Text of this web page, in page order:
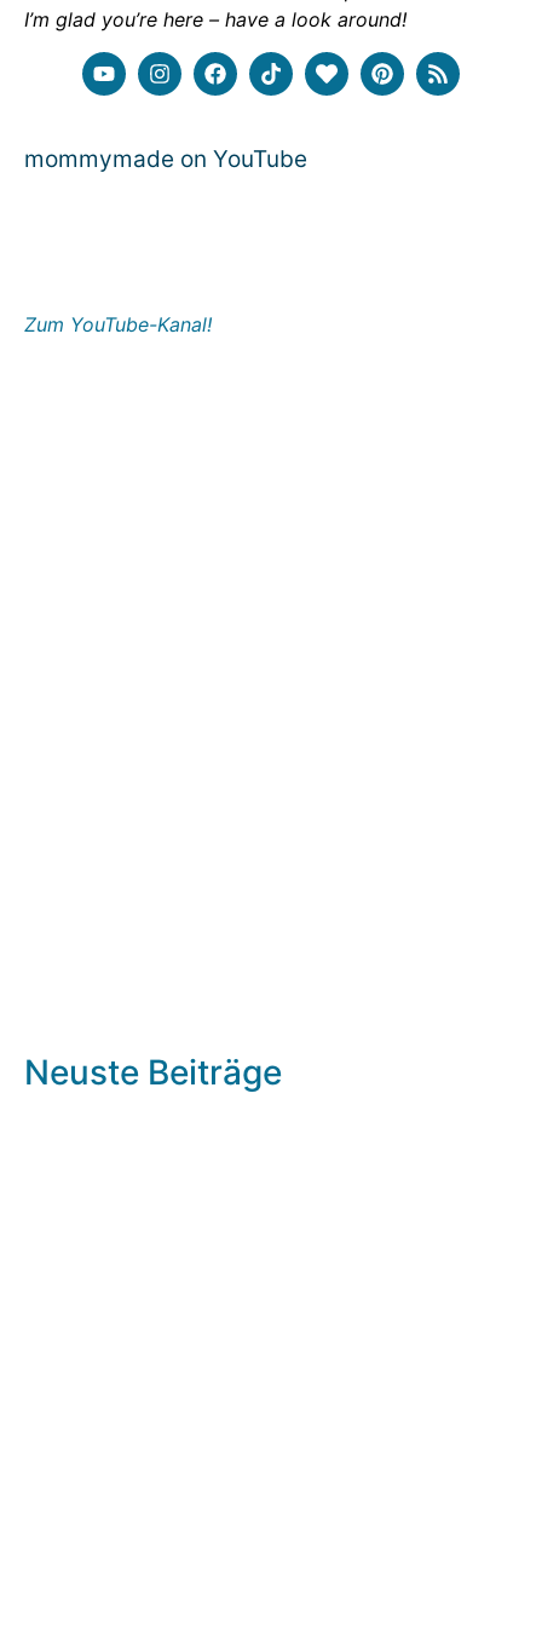
I’m glad you’re here – have a look around!
mommymade on YouTube
Zum YouTube-Kanal!
Neuste Beiträge